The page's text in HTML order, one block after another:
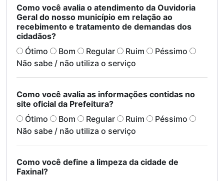
Como você avalia o atendimento da Ouvidoria
Geral do nosso município em relação ao
recebimento e tratamento de demandas dos
cidadãos?
Ótimo
Bom Regular Ruim
Péssimo
Não sabe / não utiliza o serviço
Como você avalia as informações contidas no
site oficial da Prefeitura?
Ótimo
Bom Regular Ruim
Péssimo
Não sabe / não utiliza o serviço
Como você define a limpeza da cidade de
Faxinal?